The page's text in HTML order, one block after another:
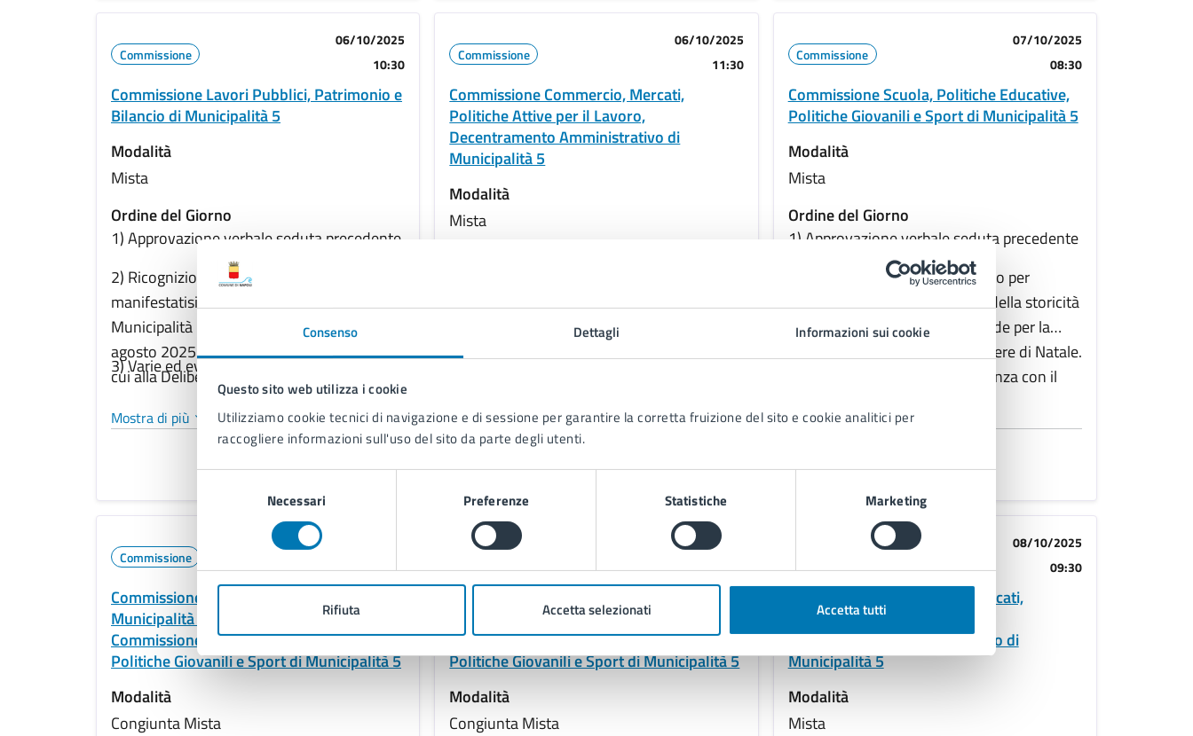
Consenso Dettagli Informazioni sui cookie
Questo sito web utilizza i cookie
Utilizziamo cookie tecnici di navigazione e di sessione per garantire la corretta fruizione del sito e cookie analitici per
raccogliere informazioni sull'uso del sito da parte degli utenti.
Necessari Preferenze Statistiche Marketing
Rifiuta Accetta selezionati Accetta tutti
Commissione
06/10/2025
10:30
Commissione Lavori Pubblici, Patrimonio e
Bilancio di Municipalità 5
Modalità
Mista
Ordine del Giorno
1) Approvazione verbale seduta precedente
2) Ricognizione debiti fuori bilancio
manifestatisi nel Servizio Direzione di
Municipalità 5 a decorrere 1 maggio al 31
agosto 2025 in attuazione degli indirizzi di
cui alla Delibera di Giunta Comunale n. 918
del 4 giugno 2009 e s.m.i. Riconoscimento
della relativa legittimità ex art. 194 co. I D.
Lgs. n. 267/2000 – Espressione di parere
3) Varie ed eventuali
Mostra di più
Commissione
06/10/2025
11:30
Commissione Commercio, Mercati,
Politiche Attive per il Lavoro,
Decentramento Amministrativo di
Municipalità 5
Modalità
Mista
ulteriore riduzione del criterio della storicità
Materia decretata per competenza con il
prot. 863533/2025
3) Varie ed eventuali
Commissione
07/10/2025
08:30
Commissione Scuola, Politiche Educative,
Politiche Giovanili e Sport di Municipalità 5
Modalità
Mista
Ordine del Giorno
1) Approvazione verbale seduta precedente
2) Redazione nuovo documento per
ulteriore riduzione del criterio della storicità
per la valutazione delle domande per la
partecipazione ai bandi per le fiere di Natale.
Materia decretata per competenza con il
3) Varie ed eventuali
Mostra di più
Commissione
09:30
Commissione Turismo e Cultura di
Municipalità 5
Commissione Scuola, Politiche Educative,
Politiche Giovanili e Sport di Municipalità 5
Modalità
Congiunta Mista
07/10/2025
10:30
e Sicurezza di Municipalità 5
Commissione Scuola, Politiche Educative,
Politiche Giovanili e Sport di Municipalità 5
Modalità
Congiunta Mista
08/10/2025
09:30
Commissione Commercio, Mercati,
Politiche Attive per il Lavoro,
Decentramento Amministrativo di
Municipalità 5
Modalità
Mista